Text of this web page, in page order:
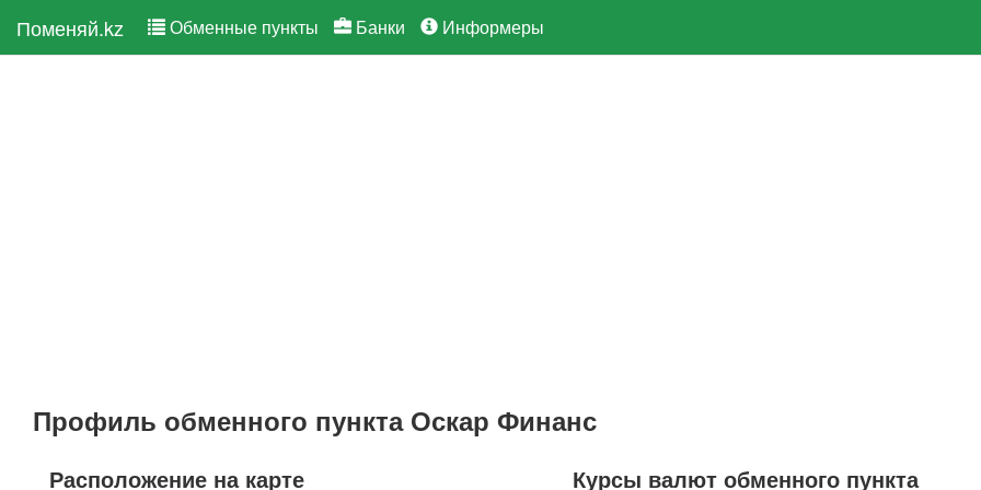
Поменяй.kz Обменные пункты Банки Информеры
Профиль обменного пункта Оскар Финанс
Расположение на карте Курсы валют обменного пункта